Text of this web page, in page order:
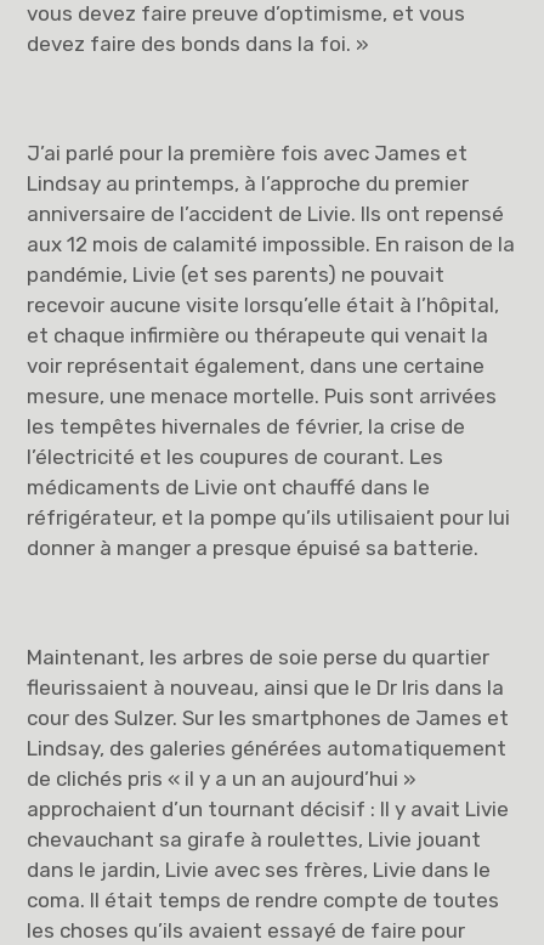
vous devez faire preuve d’optimisme, et vous
devez faire des bonds dans la foi. »
J’ai parlé pour la première fois avec James et
Lindsay au printemps, à l’approche du premier
anniversaire de l’accident de Livie. Ils ont repensé
aux 12 mois de calamité impossible. En raison de la
pandémie, Livie (et ses parents) ne pouvait
recevoir aucune visite lorsqu’elle était à l’hôpital,
et chaque infirmière ou thérapeute qui venait la
voir représentait également, dans une certaine
mesure, une menace mortelle. Puis sont arrivées
les tempêtes hivernales de février, la crise de
l’électricité et les coupures de courant. Les
médicaments de Livie ont chauffé dans le
réfrigérateur, et la pompe qu’ils utilisaient pour lui
donner à manger a presque épuisé sa batterie.
Maintenant, les arbres de soie perse du quartier
fleurissaient à nouveau, ainsi que le Dr Iris dans la
cour des Sulzer. Sur les smartphones de James et
Lindsay, des galeries générées automatiquement
de clichés pris « il y a un an aujourd’hui »
approchaient d’un tournant décisif : Il y avait Livie
chevauchant sa girafe à roulettes, Livie jouant
dans le jardin, Livie avec ses frères, Livie dans le
coma. Il était temps de rendre compte de toutes
les choses qu’ils avaient essayé de faire pour